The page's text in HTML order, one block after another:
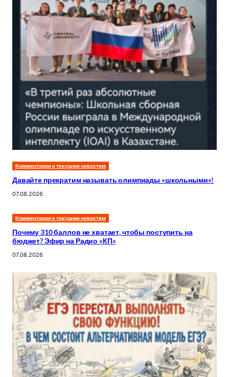
Комментарии к текущим новостям
Давайте прекратим называть олимпиады «школьными»!
07.08.2026
Комментарии к текущим новостям
Почему 310 баллов не хватает, чтобы поступить на
бюджет? Эфир на Радио «КП»
07.08.2026